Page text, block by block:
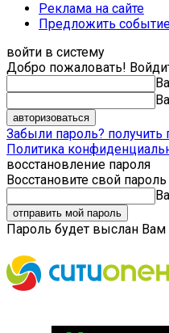
Реклама на сайте
Предложить
войти в систему
Добро пожаловать!
Забыли пароль?
Политика
восстановление пароля
Восстановите свой пароль
Пароль будет выслан Вам